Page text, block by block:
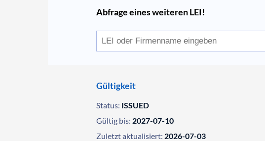
Abfrage eines weiteren LEI!
Gültigkeit
Status: ISSUED
Gültig bis: 2027-07-10
Zuletzt aktualisiert: 2026-07-03